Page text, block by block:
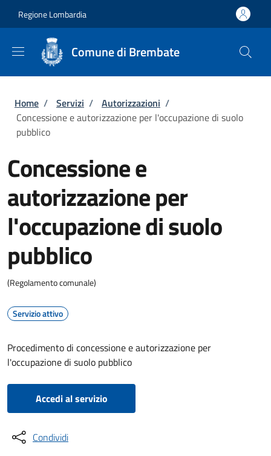
Regione Lombardia
Comune di Brembate
Briciole di pane
Home / Servizi / Autorizzazioni /
Concessione e autorizzazione per l'occupazione di suolo
pubblico
Concessione e
autorizzazione per
l'occupazione di suolo
pubblico
(Regolamento comunale)
Servizio attivo
Procedimento di concessione e autorizzazione per
l'occupazione di suolo pubblico
Accedi al servizio
Condividi